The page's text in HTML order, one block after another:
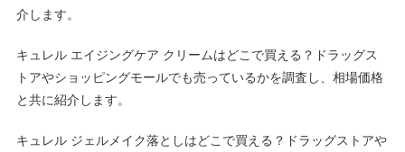
介します。
キュレル エイジングケア クリームはどこで買える？ドラッグス
トアやショッピングモールでも売っているかを調査し、相場価格
と共に紹介します。
キュレル ジェルメイク落としはどこで買える？ドラッグストアや